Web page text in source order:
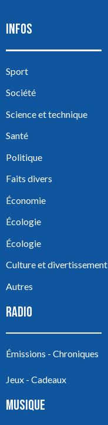
INFOS
Sport
Société
Science et technique
Santé
Politique
Faits divers
Économie
Écologie
Écologie
Culture et divertissement
Autres
RADIO
Émissions - Chroniques
Jeux - Cadeaux
MUSIQUE